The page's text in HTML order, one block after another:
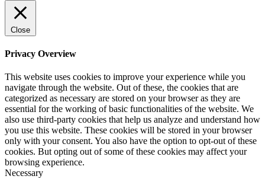
Close
Privacy Overview
This website uses cookies to improve your experience while you
navigate through the website. Out of these, the cookies that are
categorized as necessary are stored on your browser as they are
essential for the working of basic functionalities of the website. We
also use third-party cookies that help us analyze and understand how
you use this website. These cookies will be stored in your browser
only with your consent. You also have the option to opt-out of these
cookies. But opting out of some of these cookies may affect your
browsing experience.
Necessary